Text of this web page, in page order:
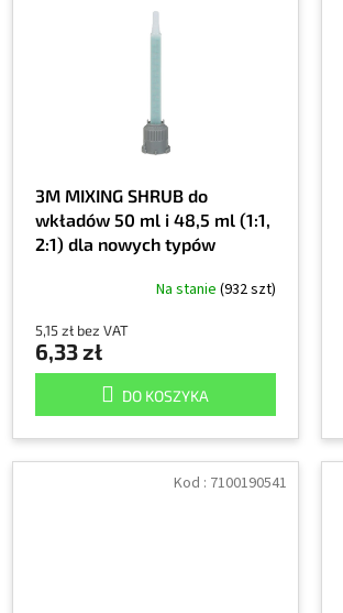
3M MIXING SHRUB do
wkładów 50 ml i 48,5 ml (1:1,
2:1) dla nowych typów
Na stanie (932 szt)
5,15 zł bez VAT
6,33 zł
DO KOSZYKA
Kod : 7100190541